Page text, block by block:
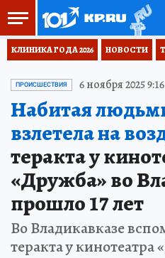
КЛИНИКА ГОДА 2026 НОВОСТИ
ПРОИСШЕСТВИЯ 6 ноября 2025 9:16
Набитая
взлетела на
теракта у
«Дружба» во
прошло 17 лет
Во Владикавказе
теракта у кинотеатра